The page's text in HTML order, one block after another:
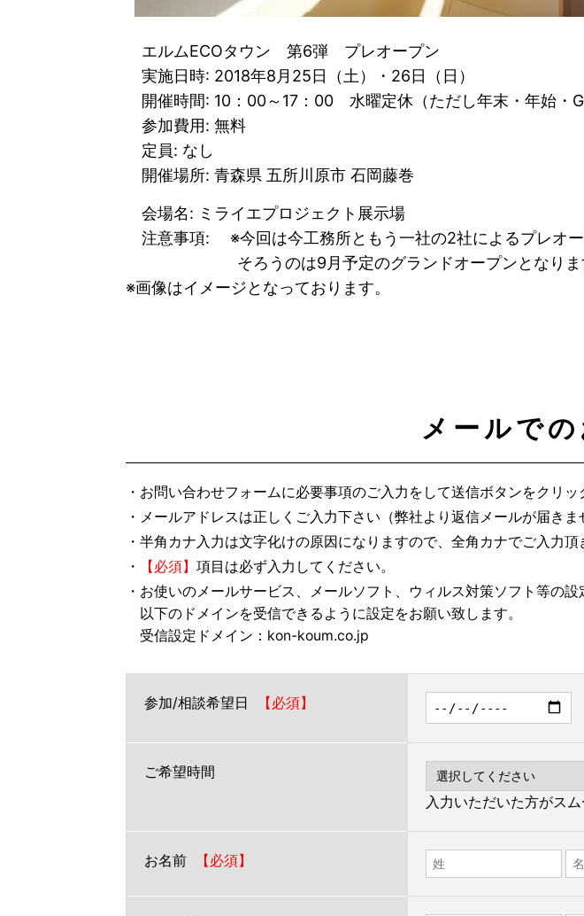
エルムECOタウン 第6弾 プレオープン
実施日時: 2018年8月25日（土）・26日（日）
開催時間: 10：00～17：00 水曜定休（ただし年末・年始・
参加費用: 無料
定員: なし
開催場所: 青森県 五所川原市 石岡藤巻
会場名: ミライエプロジェクト展示場
注意事項: ※今回は今工務所ともう一社の2社によるプレオ
そろうのは9月予定のグランドオープンとなりま
※画像はイメージとなっております。
メールで
・お問い合わせフォームに必要事項のご入力をして送信ボタンをクリッ
・メールアドレスは正しくご入力下さい（弊社より返信メールが届きま
・半角カナ入力は文字化けの原因になりますので、全角カナでご入力頂
・
【必須】 項目は必ず入力してください。
・お使いのメールサービス、メールソフト、ウィルス対策ソフト等の
以下のドメインを受信できるように設定をお願い致します。
受信設定ドメイン：kon-koum.co.jp
参加/相談希望日
ご希望時間
入力いただいた方がス
お名前